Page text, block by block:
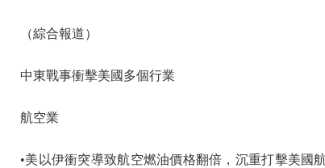
（綜合報道）
中東戰事衝擊美國多個行業
航空業
•美以伊衝突導致航空燃油價格翻倍，沉重打擊美國